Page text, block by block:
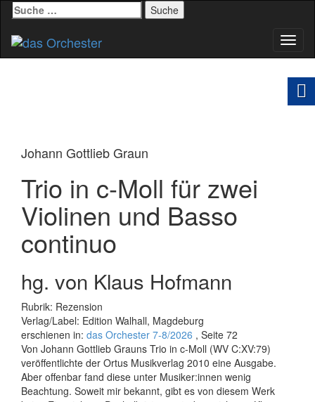
Suche
nach:
Johann Gottlieb Graun
Trio in c-Moll für zwei
Violinen und Basso
continuo
hg. von Klaus Hofmann
Rubrik: Rezension
Verlag/Label: Edition Walhall, Magdeburg
erschienen in: das Orchester 7-8/2026 , Seite 72
Von Johann Gottlieb Grauns Trio in c-Moll (WV C:XV:79)
veröffentlichte der Ortus Musikverlag 2010 eine Ausgabe.
Aber offenbar fand diese unter Musiker:innen wenig
Beachtung. Soweit mir bekannt, gibt es von diesem Werk